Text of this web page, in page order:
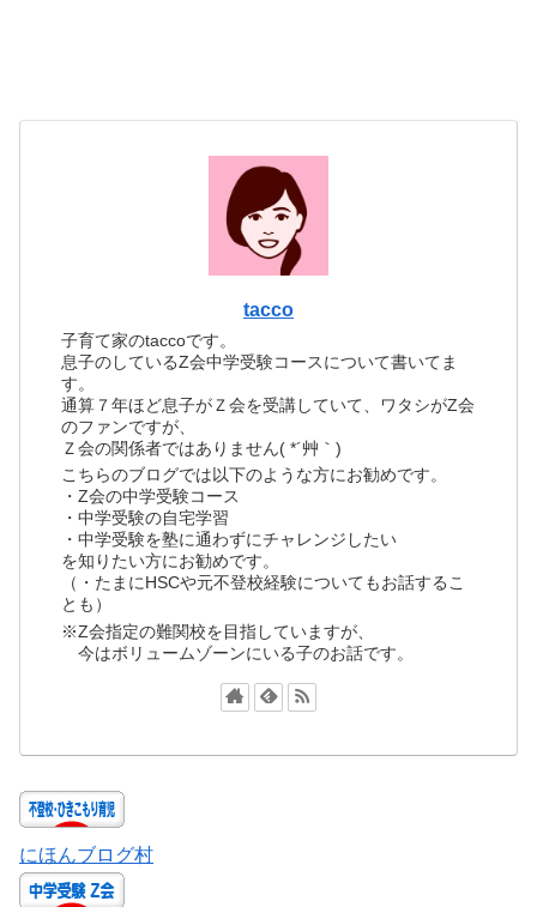
tacco
子育て家のtaccoです。
息子のしているZ会中学受験コースについて書いてま
す。
通算７年ほど息子がＺ会を受講していて、ワタシがZ会
のファンですが、
Ｚ会の関係者ではありません( *´艸｀)
こちらのブログでは以下のような方にお勧めです。
・Z会の中学受験コース
・中学受験の自宅学習
・中学受験を塾に通わずにチャレンジしたい
を知りたい方にお勧めです。
（・たまにHSCや元不登校経験についてもお話するこ
とも）
※Z会指定の難関校を目指していますが、
今はボリュームゾーンにいる子のお話です。
にほんブログ村